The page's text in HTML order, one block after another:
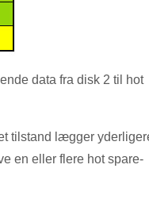
data fra disk 2 til hot
tilstand lægger
en eller flere hot spare-